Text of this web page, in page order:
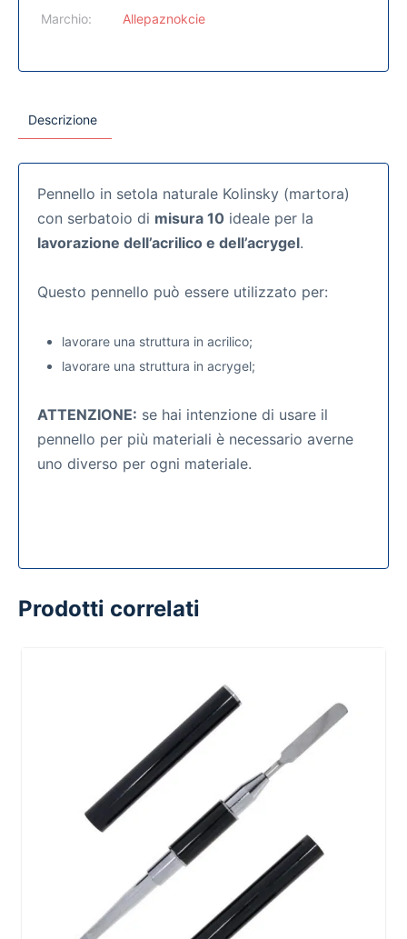
Marchio:
Allepaznokcie
Descrizione
Pennello in setola naturale Kolinsky (martora)
con serbatoio di misura 10 ideale per la
lavorazione dell’acrilico e dell’acrygel.
Questo pennello può essere utilizzato per:
lavorare una struttura in acrilico;
lavorare una struttura in acrygel;
ATTENZIONE: se hai intenzione di usare il
pennello per più materiali è necessario averne
uno diverso per ogni materiale.
Prodotti correlati